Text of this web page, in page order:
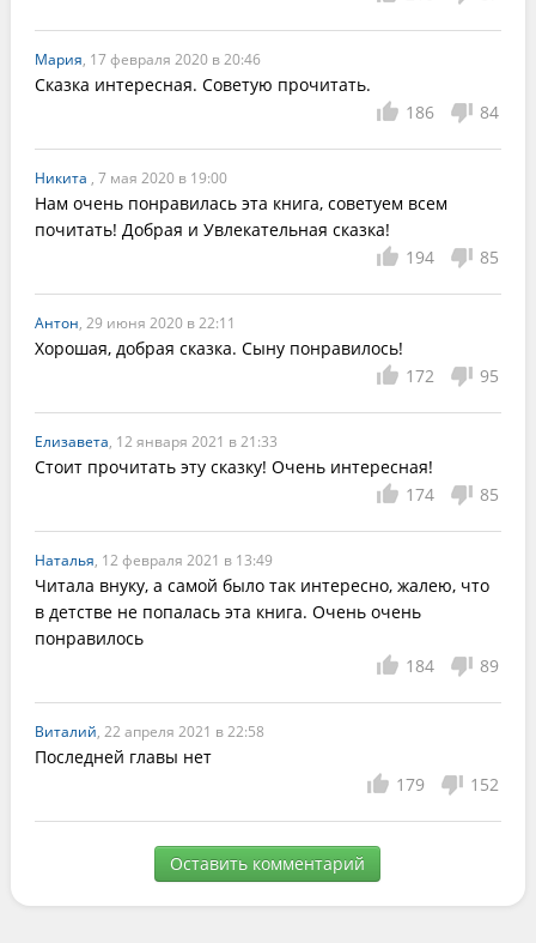
Мария, 17 февраля 2020 в 20:46
Сказка интересная. Советую прочитать.
186
84
Никита , 7 мая 2020 в 19:00
Нам очень понравилась эта книга, советуем всем
почитать! Добрая и Увлекательная сказка!
194
85
Антон, 29 июня 2020 в 22:11
Хорошая, добрая сказка. Сыну понравилось!
172
95
Елизавета, 12 января 2021 в 21:33
Стоит прочитать эту сказку! Очень интересная!
174
85
Наталья, 12 февраля 2021 в 13:49
Читала внуку, а самой было так интересно, жалею, что
в детстве не попалась эта книга. Очень очень
понравилось
184
89
Виталий, 22 апреля 2021 в 22:58
Последней главы нет
179
152
Оставить комментарий